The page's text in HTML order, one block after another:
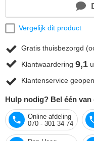
Vergelijk dit product
Gratis thuisbezorgd
Klantwaardering 9,1
Klantenservice
Hulp nodig? Bel één
Online afdeling
070 - 301 34 74